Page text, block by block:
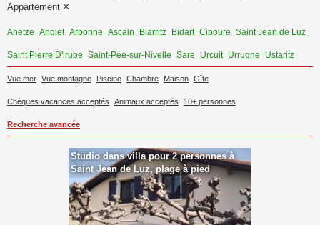
Appartement
Ahetze Anglet Arbonne Ascain Biarritz Bidart Ciboure Saint Jean de Luz
Saint Pierre D'irube Saint-Pée-sur-Nivelle Sare Urcuit Urrugne Ustaritz
Vue mer Vue montagne Piscine Chambre Maison Gîte
Chèques vacances acceptés Animaux acceptés 10+ personnes
Recherche avancée
Studio dans villa pour 2 personnes à
Saint Jean de Luz, plage à pied